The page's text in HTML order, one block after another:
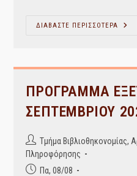
ΔΙΑΒΑΣΤΕ ΠΕΡΙΣΣΟΤΕΡΑ
2026
ΠΡΟΓΡΑΜΜΑ
ΣΕΠΤΕΜΒΡΙΟΥ
Post
author:
Τμήμα Βιβλιοθηκονομίας,
Πληροφόρησης
PostΠα, 08/08